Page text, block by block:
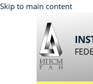
Skip to main content